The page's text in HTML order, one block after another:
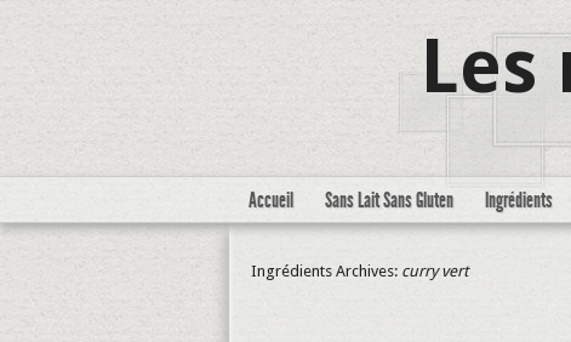
Les
Accueil Sans Lait Sans Gluten Ingrédients
Ingrédients Archives: curry vert